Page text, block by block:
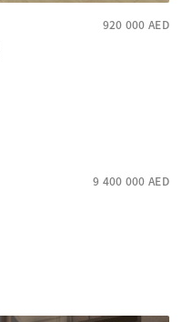
920 000 AED
9 400 000 AED